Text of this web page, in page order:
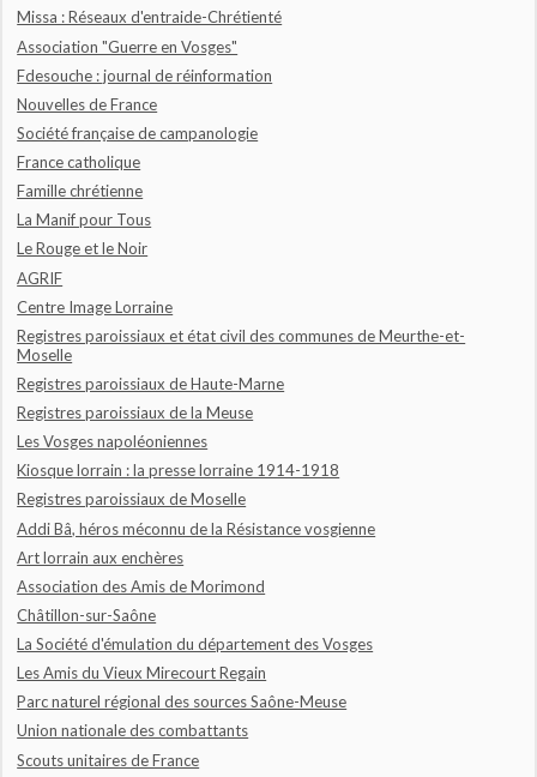
Missa : Réseaux d'entraide-Chrétienté
Association "Guerre en Vosges"
Fdesouche : journal de réinformation
Nouvelles de France
Société française de campanologie
France catholique
Famille chrétienne
La Manif pour Tous
Le Rouge et le Noir
AGRIF
Centre Image Lorraine
Registres paroissiaux et état civil des communes de Meurthe-et-
Moselle
Registres paroissiaux de Haute-Marne
Registres paroissiaux de la Meuse
Les Vosges napoléoniennes
Kiosque lorrain : la presse lorraine 1914-1918
Registres paroissiaux de Moselle
Addi Bâ, héros méconnu de la Résistance vosgienne
Art lorrain aux enchères
Association des Amis de Morimond
Châtillon-sur-Saône
La Société d'émulation du département des Vosges
Les Amis du Vieux Mirecourt Regain
Parc naturel régional des sources Saône-Meuse
Union nationale des combattants
Scouts unitaires de France